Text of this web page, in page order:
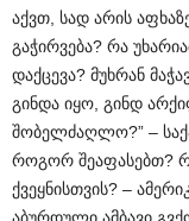
აქვთ, სად არის
გაჭირვება? რა
დაქცევა? მუხრან
გინდა იყო, გინდ
შობელძაღლო?” –
როგორ შეაფასებთ?
ქვეყნისთვის? –